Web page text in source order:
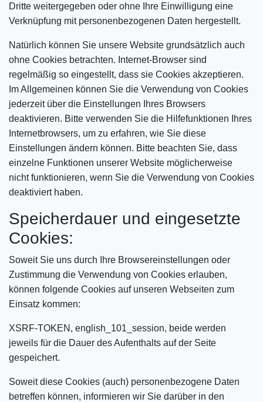
Dritte weitergegeben oder ohne Ihre Einwilligung eine
Verknüpfung mit personenbezogenen Daten hergestellt.
Natürlich können Sie unsere Website grundsätzlich auch
ohne Cookies betrachten. Internet-Browser sind
regelmäßig so eingestellt, dass sie Cookies akzeptieren.
Im Allgemeinen können Sie die Verwendung von Cookies
jederzeit über die Einstellungen Ihres Browsers
deaktivieren. Bitte verwenden Sie die Hilfefunktionen Ihres
Internetbrowsers, um zu erfahren, wie Sie diese
Einstellungen ändern können. Bitte beachten Sie, dass
einzelne Funktionen unserer Website möglicherweise
nicht funktionieren, wenn Sie die Verwendung von Cookies
deaktiviert haben.
Speicherdauer und eingesetzte
Cookies:
Soweit Sie uns durch Ihre Browsereinstellungen oder
Zustimmung die Verwendung von Cookies erlauben,
können folgende Cookies auf unseren Webseiten zum
Einsatz kommen:
XSRF-TOKEN, english_101_session, beide werden
jeweils für die Dauer des Aufenthalts auf der Seite
gespeichert.
Soweit diese Cookies (auch) personenbezogene Daten
betreffen können, informieren wir Sie darüber in den